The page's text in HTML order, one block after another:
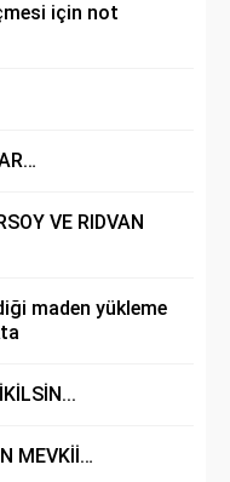
için not
VE RIDVAN
maden yükleme
MEVKİİ…